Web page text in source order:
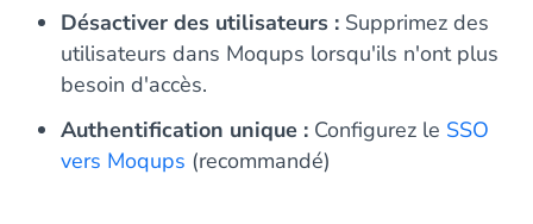
Désactiver des utilisateurs : Supprimez des
utilisateurs dans Moqups lorsqu'ils n'ont plus
besoin d'accès.
Authentification unique : Configurez le SSO
vers Moqups (recommandé)